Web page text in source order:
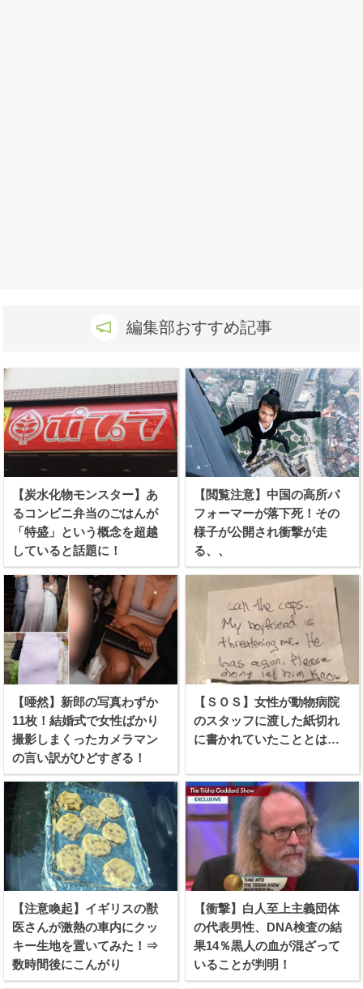
編集部おすすめ記事
【炭水化物モンスター】あ
るコンビニ弁当のごはんが
「特盛」という概念を超越
していると話題に！
【閲覧注意】中国の高所パ
フォーマーが落下死！その
様子が公開され衝撃が走
る、、
【唖然】新郎の写真わずか
11枚！結婚式で女性ばかり
撮影しまくったカメラマン
の言い訳がひどすぎる！
【ＳＯＳ】女性が動物病院
のスタッフに渡した紙切れ
に書かれていたこととは…
【注意喚起】イギリスの獣
医さんが激熱の車内にクッ
キー生地を置いてみた！⇒
数時間後にこんがり
【衝撃】白人至上主義団体
の代表男性、DNA検査の結
果14％黒人の血が混ざって
いることが判明！